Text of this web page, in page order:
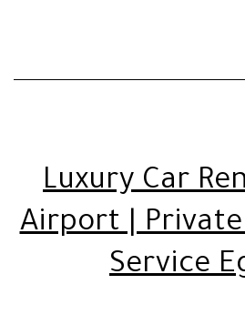
Luxury Car
Airport |
Service